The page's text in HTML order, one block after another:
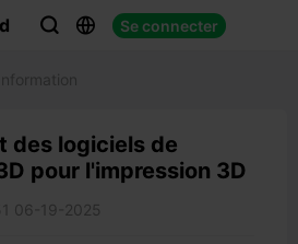
  Se connecter
des logiciels de
pour l'impression 3D
06-19-2025